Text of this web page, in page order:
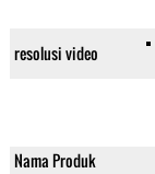
resolusi video
Nama Produk